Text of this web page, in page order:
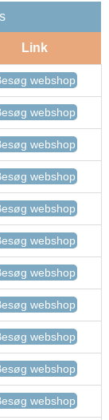
Link
webshop
webshop
webshop
webshop
webshop
webshop
webshop
webshop
webshop
webshop
webshop